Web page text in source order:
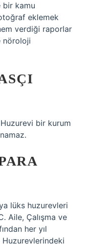
kamu
eklemek
verdiği raporlar
nöroloji
bir kurum
lüks huzurevleri
Aile, Çalışma ve
her yıl
Huzurevlerindeki